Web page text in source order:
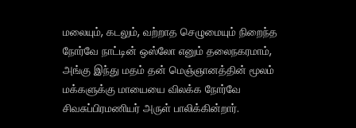
மலையும், கடலும், வற்றாத செழுமையும் நிறைந்த
நோர்வே நாட்டின் ஒஸ்லோ எனும் தலைநகரமாம்,
அங்கு இந்து மதம் தன் மெஞ்ஞானத்தின் மூலம்
மக்களுக்கு மாயையை விலக்க நோர்வே
சிவசுப்பிரமணியர் அருள் பாலிக்கின்றார்.